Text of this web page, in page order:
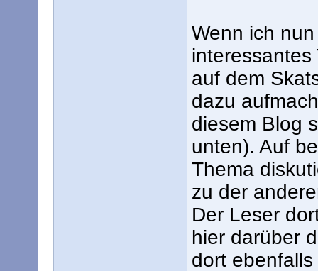
Wenn ich
auf dem
dazu
diesem Blog
unten). Auf
Thema
zu der
Der Leser
hier darüber
dort